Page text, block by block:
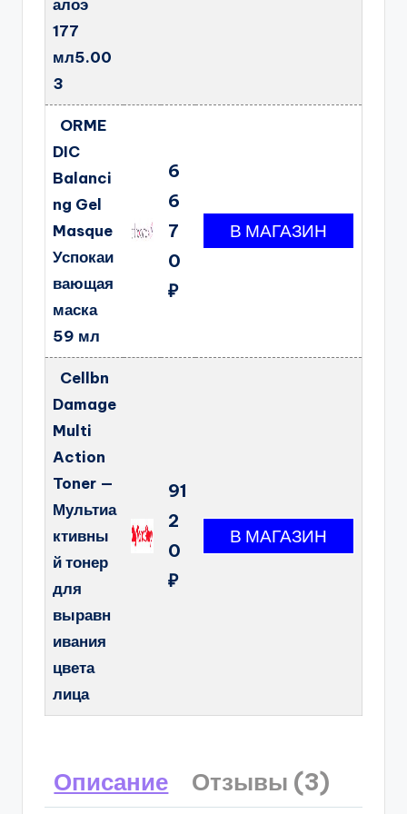
алоэ
177
мл5.00
3
ORME
DIC
Balanci
ng Gel
Masque
Успокаи
вающая
маска
59 мл
6
6
7
0
₽
Cellbn
Damage
Multi
Action
Toner —
Мультиа
ктивны
й тонер
для
выравн
ивания
цвета
лица
91
2
0
₽
Описание Отзывы (3)